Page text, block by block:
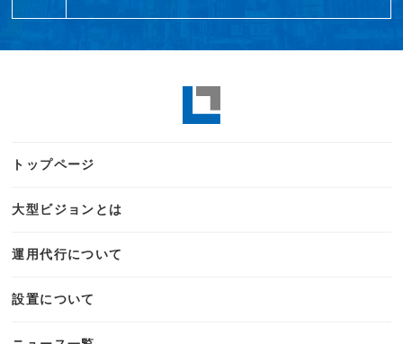
トップページ
大型ビジョンとは
運用代行について
設置について